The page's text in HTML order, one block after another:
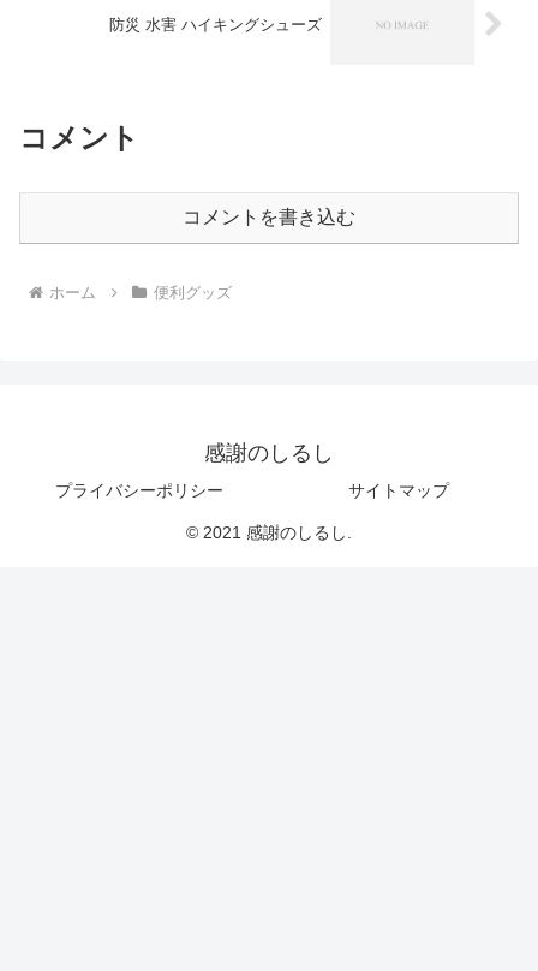
防災 水害 ハイキングシューズ
コメント
コメントを書き込む
ホーム 便利グッズ
感謝のしるし
プライバシーポリシー サイトマップ
© 2021 感謝のしるし.